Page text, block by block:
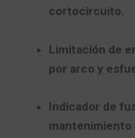
cortocircuito.
Limitación de
por arco y
Indicador de
mantenimiento